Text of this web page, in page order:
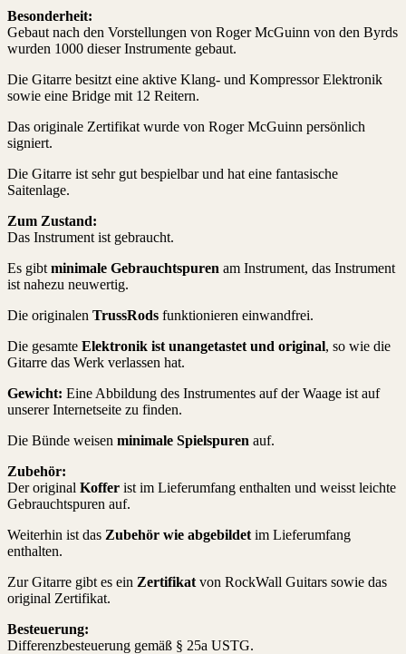
Besonderheit:
Gebaut nach den Vorstellungen von Roger McGuinn von den Byrds
wurden 1000 dieser Instrumente gebaut.
Die Gitarre besitzt eine aktive Klang- und Kompressor Elektronik
sowie eine Bridge mit 12 Reitern.
Das originale Zertifikat wurde von Roger McGuinn persönlich
signiert.
Die Gitarre ist sehr gut bespielbar und hat eine fantasische
Saitenlage.
Zum Zustand:
Das Instrument ist gebraucht.
Es gibt minimale Gebrauchtspuren am Instrument, das Instrument
ist nahezu neuwertig.
Die originalen TrussRods funktionieren einwandfrei.
Die gesamte Elektronik ist unangetastet und original, so wie die
Gitarre das Werk verlassen hat.
Gewicht: Eine Abbildung des Instrumentes auf der Waage ist auf
unserer Internetseite zu finden.
Die Bünde weisen minimale Spielspuren auf.
Zubehör:
Der original Koffer ist im Lieferumfang enthalten und weisst leichte
Gebrauchtspuren auf.
Weiterhin ist das Zubehör wie abgebildet im Lieferumfang
enthalten.
Zur Gitarre gibt es ein Zertifikat von RockWall Guitars sowie das
original Zertifikat.
Besteuerung:
Differenzbesteuerung gemäß § 25a USTG.